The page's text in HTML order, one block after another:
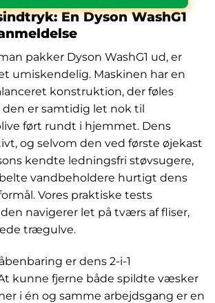
En Dyson WashG1
pakker Dyson WashG1 ud, er
umiskendelig. Maskinen har en
konstruktion, der føles
er samtidig let nok til
ført rundt i hjemmet. Dens
og selvom den ved første øjekast
kendte ledningsfri støvsugere,
vandbeholdere hurtigt dens
Vores praktiske tests
navigerer let på tværs af fliser,
trægulve.
er dens 2-i-1
kunne fjerne både spildte væsker
i én og samme arbejdsgang er en